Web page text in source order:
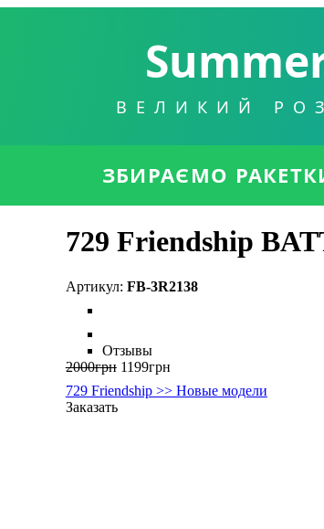
ВЕЛИКИЙ
ЗБИРАЄМО
729 Friendship
FB-3R2138
Отзывы
2000грн 1199грн
729 Friendship >> Новые модели
Заказать